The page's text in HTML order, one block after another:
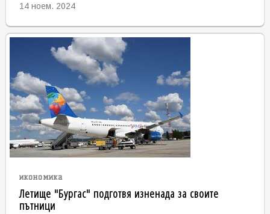
14 ноем. 2024
икономика
Летище "Бургас" подготвя изненада за своите
пътници